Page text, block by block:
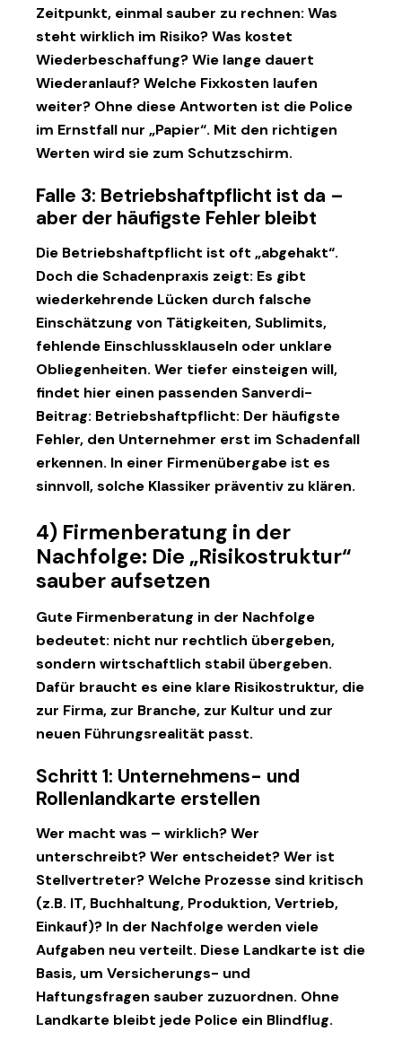
Zeitpunkt, einmal sauber zu rechnen: Was
steht wirklich im Risiko? Was kostet
Wiederbeschaffung? Wie lange dauert
Wiederanlauf? Welche Fixkosten laufen
weiter? Ohne diese Antworten ist die Police
im Ernstfall nur „Papier“. Mit den richtigen
Werten wird sie zum Schutzschirm.
Falle 3: Betriebshaftpflicht ist da –
aber der häufigste Fehler bleibt
Die Betriebshaftpflicht ist oft „abgehakt“.
Doch die Schadenpraxis zeigt: Es gibt
wiederkehrende Lücken durch falsche
Einschätzung von Tätigkeiten, Sublimits,
fehlende Einschlussklauseln oder unklare
Obliegenheiten. Wer tiefer einsteigen will,
findet hier einen passenden Sanverdi-
Beitrag: Betriebshaftpflicht: Der häufigste
Fehler, den Unternehmer erst im Schadenfall
erkennen. In einer Firmenübergabe ist es
sinnvoll, solche Klassiker präventiv zu klären.
4) Firmenberatung in der
Nachfolge: Die „Risikostruktur“
sauber aufsetzen
Gute Firmenberatung in der Nachfolge
bedeutet: nicht nur rechtlich übergeben,
sondern wirtschaftlich stabil übergeben.
Dafür braucht es eine klare Risikostruktur, die
zur Firma, zur Branche, zur Kultur und zur
neuen Führungsrealität passt.
Schritt 1: Unternehmens- und
Rollenlandkarte erstellen
Wer macht was – wirklich? Wer
unterschreibt? Wer entscheidet? Wer ist
Stellvertreter? Welche Prozesse sind kritisch
(z.B. IT, Buchhaltung, Produktion, Vertrieb,
Einkauf)? In der Nachfolge werden viele
Aufgaben neu verteilt. Diese Landkarte ist die
Basis, um Versicherungs- und
Haftungsfragen sauber zuzuordnen. Ohne
Landkarte bleibt jede Police ein Blindflug.